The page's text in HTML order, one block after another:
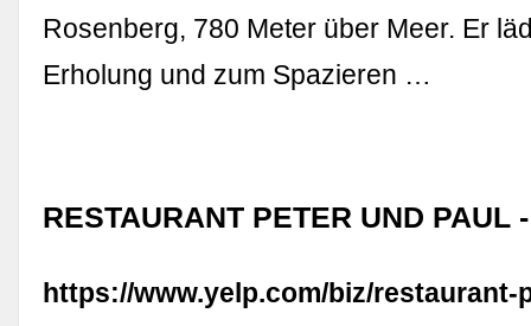
Rosenberg, 780 Meter über Meer. Er
Erholung und zum Spazieren …
RESTAURANT PETER UND PAUL
https://www.yelp.com/biz/restaurant-